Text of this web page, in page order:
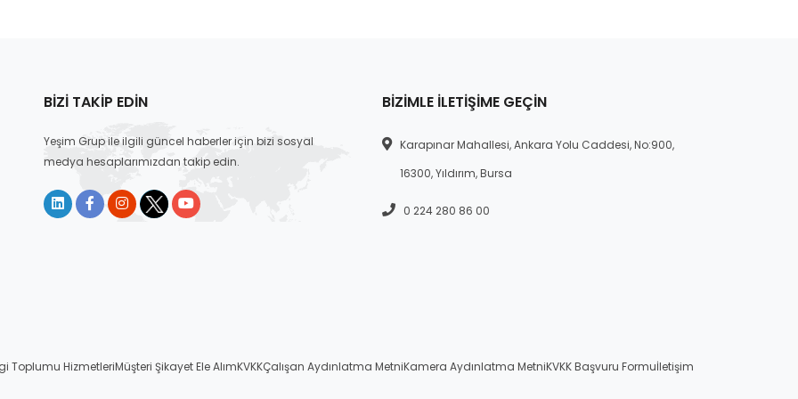
BIZI TAKIP EDIN
Yeşim Grup ile ilgili güncel haberler için bizi sosyal
medya hesaplarımızdan takip edin.
BIZIMLE İLETIŞIME GEÇIN
Karapınar Mahallesi, Ankara Yolu Caddesi, No:900,
16300, Yıldırım, Bursa
0 224 280 86 00
Toplumu HizmetleriMüşteri Şikayet Ele AlımKVKKÇalışan Aydınlatma MetniKamera Aydınlatma MetniKVKK Başvuru Formuİletişim